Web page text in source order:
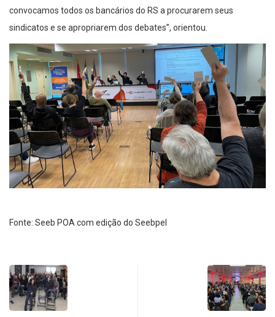
convocamos todos os bancários do RS a procurarem seus
sindicatos e se apropriarem dos debates”, orientou.
Fonte: Seeb POA com edição do Seebpel